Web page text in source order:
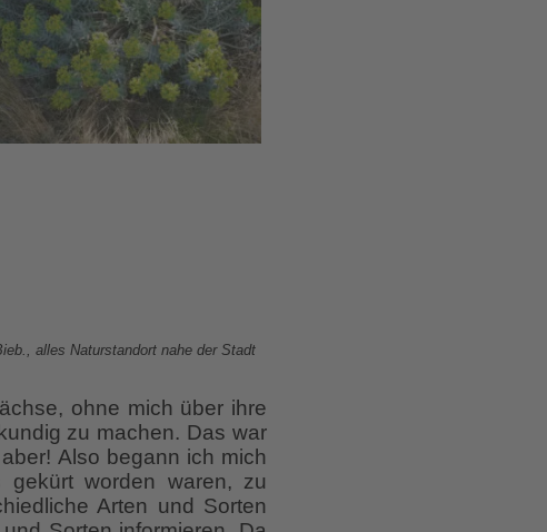
alles Naturstandort nahe der Stadt
ohne mich über ihre
zu machen. Das war
Also begann ich mich
worden waren, zu
Arten und Sorten